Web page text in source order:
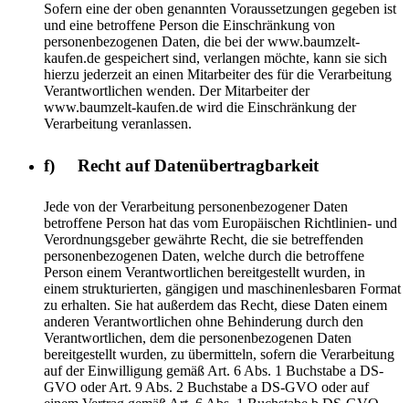
Sofern eine der oben genannten Voraussetzungen gegeben ist
und eine betroffene Person die Einschränkung von
personenbezogenen Daten, die bei der www.baumzelt-
kaufen.de gespeichert sind, verlangen möchte, kann sie sich
hierzu jederzeit an einen Mitarbeiter des für die Verarbeitung
Verantwortlichen wenden. Der Mitarbeiter der
www.baumzelt-kaufen.de wird die Einschränkung der
Verarbeitung veranlassen.
f) Recht auf Datenübertragbarkeit
Jede von der Verarbeitung personenbezogener Daten
betroffene Person hat das vom Europäischen Richtlinien- und
Verordnungsgeber gewährte Recht, die sie betreffenden
personenbezogenen Daten, welche durch die betroffene
Person einem Verantwortlichen bereitgestellt wurden, in
einem strukturierten, gängigen und maschinenlesbaren Format
zu erhalten. Sie hat außerdem das Recht, diese Daten einem
anderen Verantwortlichen ohne Behinderung durch den
Verantwortlichen, dem die personenbezogenen Daten
bereitgestellt wurden, zu übermitteln, sofern die Verarbeitung
auf der Einwilligung gemäß Art. 6 Abs. 1 Buchstabe a DS-
GVO oder Art. 9 Abs. 2 Buchstabe a DS-GVO oder auf